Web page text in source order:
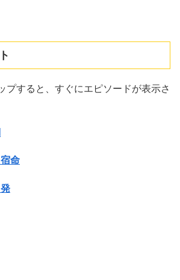
プすると、すぐにエピソードが表示さ
命